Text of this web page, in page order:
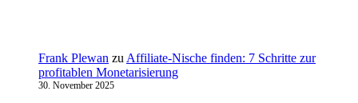
Frank Plewan zu Affiliate-Nische finden: 7 Schritte zur
profitablen Monetarisierung
30. November 2025